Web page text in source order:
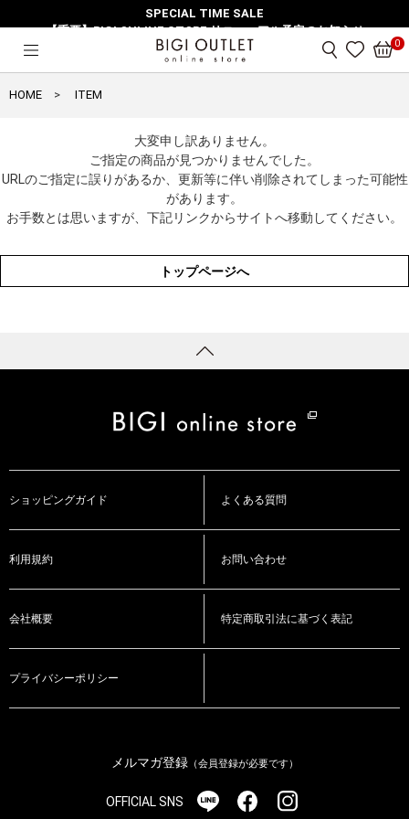
SPECIAL TIME SALE
【重要】BIGI ONLINE STORE リニューアル予定のお知らせ
0
HOME ITEM
大変申し訳ありません。
ご指定の商品が見つかりませんでした。
URLのご指定に誤りがあるか、更新等に伴い削除されてしまった可能性
があります。
お手数とは思いますが、下記リンクからサイトへ移動してください。
トップページへ
ショッピングガイド よくある質問
利用規約 お問い合わせ
会社概要 特定商取引法に基づく表記
プライバシーポリシー
メルマガ登録（会員登録が必要です）
OFFICIAL SNS